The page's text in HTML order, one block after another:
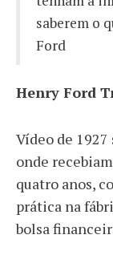
saberem o
Ford
Henry Ford
Vídeo de 1927
onde
quatro anos,
prática na
bolsa